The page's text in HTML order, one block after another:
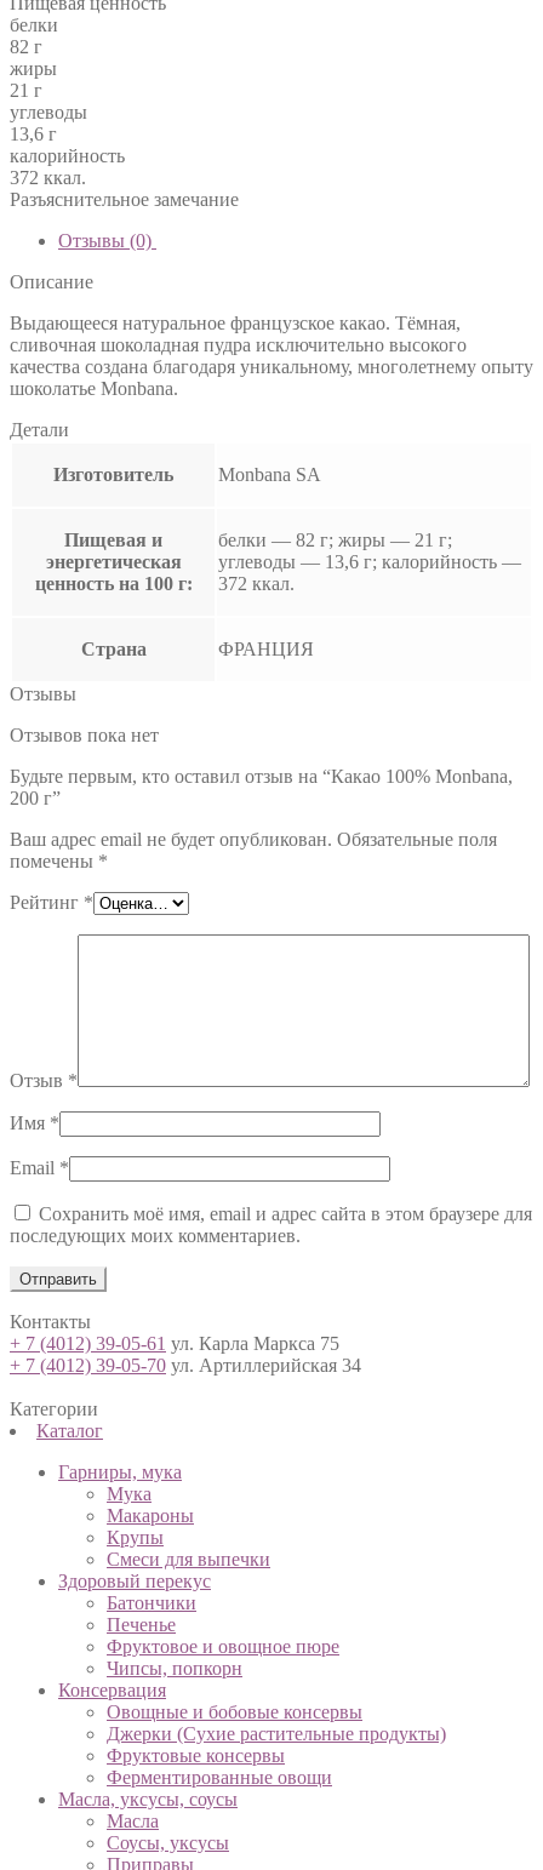
белки
82 г
жиры
21 г
углеводы
13,6 г
калорийность
372 ккал.
Разъяснительное замечание
Отзывы (0)
Описание
Выдающееся натуральное французское какао. Тёмная,
сливочная шоколадная пудра исключительно высокого
качества создана благодаря уникальному, многолетнему опыту
шоколатье Monbana.
Детали
Изготовитель Monbana SA
Пищевая и
энергетическая
ценность на 100 г:
белки — 82 г; жиры — 21 г;
углеводы — 13,6 г; калорийность —
372 ккал.
Страна ФРАНЦИЯ
Отзывы
Отзывов пока нет
Будьте первым, кто оставил отзыв на “Какао 100% Monbana,
200 г”
Ваш адрес email не будет опубликован. Обязательные поля
помечены *
Рейтинг *
Отзыв *
Имя *
Email *
Сохранить моё имя, email и адрес сайта в этом браузере для
последующих моих комментариев.
Контакты
+ 7 (4012) 39-05-61 ул. Карла Маркса 75
+ 7 (4012) 39-05-70 ул. Артиллерийская 34
Категории
Каталог
Гарниры, мука
Мука
Макароны
Крупы
Смеси для выпечки
Здоровый перекус
Батончики
Печенье
Фруктовое и овощное пюре
Чипсы, попкорн
Консервация
Овощные и бобовые консервы
Джерки (Сухие растительные продукты)
Фруктовые консервы
Ферментированные овощи
Масла, уксусы, соусы
Масла
Соусы, уксусы
Приправы